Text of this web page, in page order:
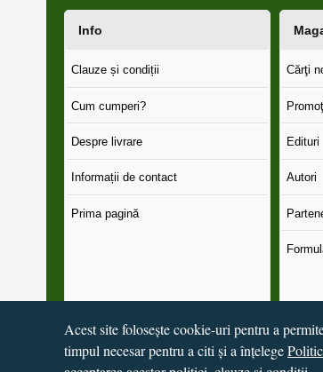
Info
Clauze și condiții
Cum cumperi?
Despre livrare
Informații de contact
Prima pagină
Cărţi
Edituri
Autori
© 2016 - 2026 S.C. CCN Books SRL
Acest site folosește cookie-uri pentru a
timpul necesar pentru a citi și a înțelege